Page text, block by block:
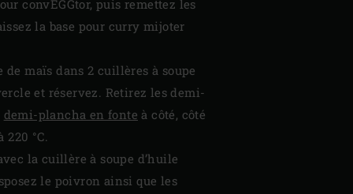
convEGGtor, puis remettez les
la base pour curry mijoter
maïs dans 2 cuillères à soupe
et réservez. Retirez les demi-
demi-plancha en fonte à côté, côté
°C.
la cuillère à soupe d’huile
le poivron ainsi que les